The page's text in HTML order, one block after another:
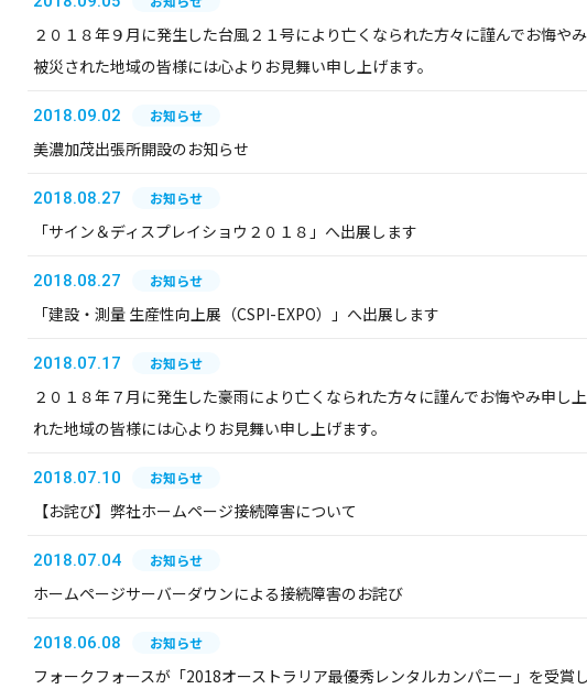
２０１８年９月に発生した台風２１号により亡くなられた方々に謹んでお悔や
被災された地域の皆様には心よりお見舞い申し上げます。
2018.09.02 お知らせ
美濃加茂出張所開設のお知らせ
2018.08.27 お知らせ
「サイン＆ディスプレイショウ２０１８」へ出展します
2018.08.27 お知らせ
「建設・測量 生産性向上展（CSPI-EXPO）」へ出展します
2018.07.17 お知らせ
２０１８年７月に発生した豪雨により亡くなられた方々に謹んでお悔やみ申し
れた地域の皆様には心よりお見舞い申し上げます。
2018.07.10 お知らせ
【お詫び】弊社ホームページ接続障害について
2018.07.04 お知らせ
ホームページサーバーダウンによる接続障害のお詫び
2018.06.08 お知らせ
フォークフォースが「2018オーストラリア最優秀レンタルカンパニー」を受賞し